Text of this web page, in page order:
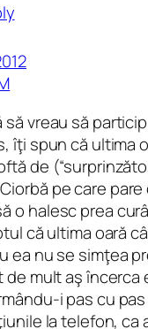
să vreau să
îţi spun că ultima
de
pe care pare
o halesc prea
că ultima oară
ea nu se simţea
de mult aş încerca
i pas cu pas
la telefon, ca